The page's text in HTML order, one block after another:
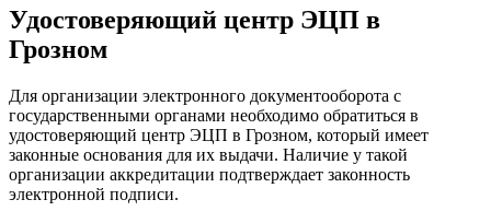
Удостоверяющий центр ЭЦП в
Грозном
Для организации электронного документооборота с
государственными органами необходимо обратиться в
удостоверяющий центр ЭЦП в Грозном, который имеет
законные основания для их выдачи. Наличие у такой
организации аккредитации подтверждает законность
электронной подписи.